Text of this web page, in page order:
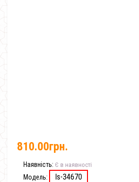
810.00грн.
Наявність: Є в наявності
Модель: Is-34670